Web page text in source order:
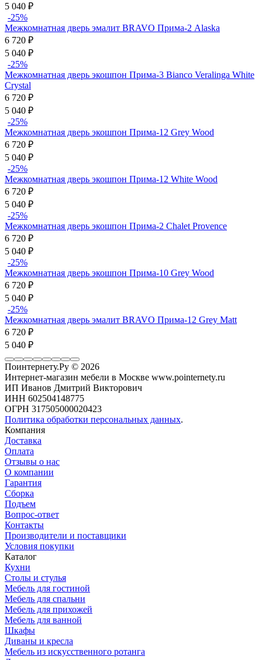
5 040 ₽
-25%
Межкомнатная дверь эмалит BRAVO Прима-2 Alaska
6 720 ₽
5 040 ₽
-25%
Межкомнатная дверь экошпон Прима-3 Bianco Veralinga White
Сrystal
6 720 ₽
5 040 ₽
-25%
Межкомнатная дверь экошпон Прима-12 Grey Wood
6 720 ₽
5 040 ₽
-25%
Межкомнатная дверь экошпон Прима-12 White Wood
6 720 ₽
5 040 ₽
-25%
Межкомнатная дверь экошпон Прима-2 Chalet Provence
6 720 ₽
5 040 ₽
-25%
Межкомнатная дверь экошпон Прима-10 Grey Wood
6 720 ₽
5 040 ₽
-25%
Межкомнатная дверь эмалит BRAVO Прима-12 Grey Matt
6 720 ₽
5 040 ₽
Поинтернету.Ру © 2026
Интернет-магазин мебели в Москве www.pointernety.ru
ИП Иванов Дмитрий Викторович
ИНН 602504148775
ОГРН 317505000020423
Политика обработки персональных данных.
Компания
Доставка
Оплата
Отзывы о нас
О компании
Гарантия
Сборка
Подъем
Вопрос-ответ
Контакты
Производители и поставщики
Условия покупки
Каталог
Кухни
Столы и стулья
Мебель для гостиной
Мебель для спальни
Мебель для прихожей
Мебель для ванной
Шкафы
Диваны и кресла
Мебель из искусственного ротанга